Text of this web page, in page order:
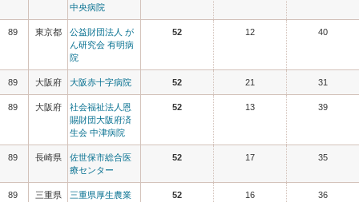
中央病院
89 東京都
公益財団法人 が
ん研究会 有明病
院
52 12 40
89 大阪府 大阪赤十字病院 52 21 31
89 大阪府
社会福祉法人恩
賜財団大阪府済
生会 中津病院
52 13 39
89 長崎県
佐世保市総合医
療センター
52 17 35
89 三重県
三重県厚生農業
52 16 36